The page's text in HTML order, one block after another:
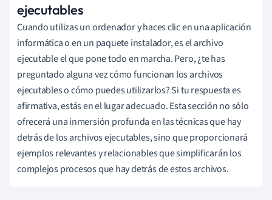
ejecutables
Cuando utilizas un ordenador y haces clic en una aplicación
informática o en un paquete instalador, es el archivo
ejecutable el que pone todo en marcha. Pero, ¿te has
preguntado alguna vez cómo funcionan los archivos
ejecutables o cómo puedes utilizarlos? Si tu respuesta es
afirmativa, estás en el lugar adecuado. Esta sección no sólo
ofrecerá una inmersión profunda en las técnicas que hay
detrás de los archivos ejecutables, sino que proporcionará
ejemplos relevantes y relacionables que simplificarán los
complejos procesos que hay detrás de estos archivos.